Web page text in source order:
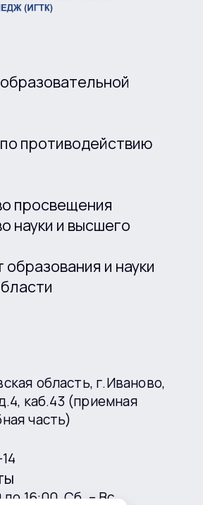
противодействию
просвещения
науки и высшего
и науки
область, г.Иваново,
каб.43 (приемная
часть)
16:00, Сб. – Вс.